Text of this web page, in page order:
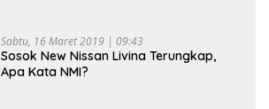
Sabtu, 16 Maret 2019 | 09:43
Sosok New Nissan Livina Terungkap,
Apa Kata NMI?